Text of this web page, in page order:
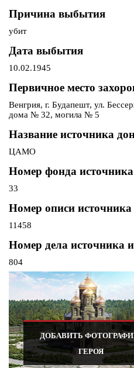
Причина выбытия
убит
Дата выбытия
10.02.1945
Первичное место
Венгрия, г. Будапешт, ул.
дома № 32, могила № 5
Название источника
ЦАМО
Номер фонда
33
Номер описи
11458
Номер дела источника
804
ДОБАВИТЬ
ГЕРОЯ